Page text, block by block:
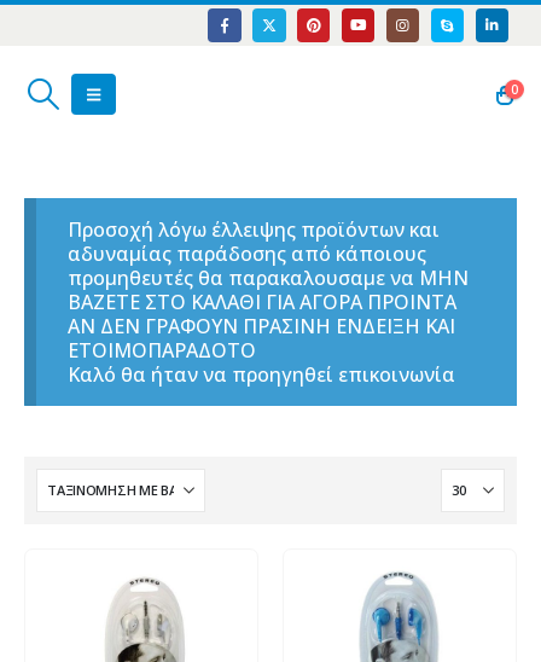
0
Προσοχή λόγω έλλειψης προϊόντων και
αδυναμίας παράδοσης από κάποιους
προμηθευτές θα παρακαλουσαμε να ΜΗΝ
ΒΑΖΕΤΕ ΣΤΟ ΚΑΛΑΘΙ ΓΙΑ ΑΓΟΡΑ ΠΡΟΙΝΤΑ
ΑΝ ΔΕΝ ΓΡΑΦΟΥΝ ΠΡΑΣΙΝΗ ΕΝΔΕΙΞΗ ΚΑΙ
ΕΤΟΙΜΟΠΑΡΑΔΟΤΟ
Καλό θα ήταν να προηγηθεί επικοινωνία